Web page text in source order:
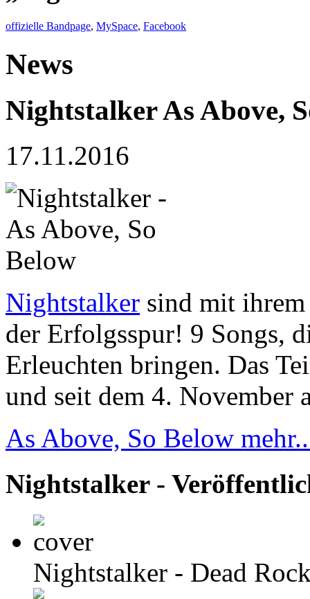
offizielle Bandpage, MySpace, Facebook
News
NightstalkerAs Above,
17.11.2016
Nightstalker sind mit
der Erfolgsspur! 9 Songs,
Erleuchten bringen. Das
und seit dem 4. November
As Above, So Below
Nightstalker -
Nightstalker - Dead